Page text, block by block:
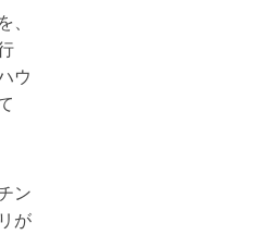
ウ
ン
が